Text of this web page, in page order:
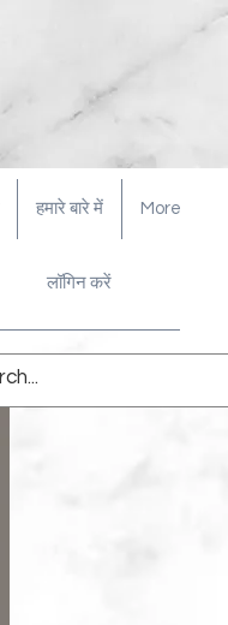
हमारे बारे में More
लॉगिन करें